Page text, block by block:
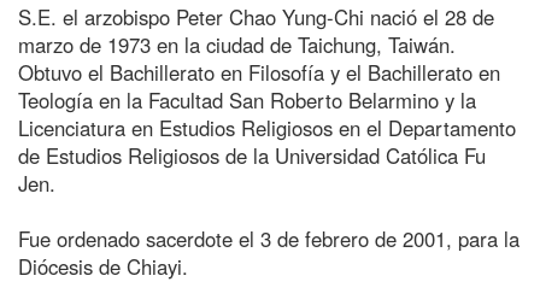
S.E. el arzobispo Peter Chao Yung-Chi nació el 28 de
marzo de 1973 en la ciudad de Taichung, Taiwán.
Obtuvo el Bachillerato en Filosofía y el Bachillerato en
Teología en la Facultad San Roberto Belarmino y la
Licenciatura en Estudios Religiosos en el Departamento
de Estudios Religiosos de la Universidad Católica Fu
Jen.
Fue ordenado sacerdote el 3 de febrero de 2001, para la
Diócesis de Chiayi.